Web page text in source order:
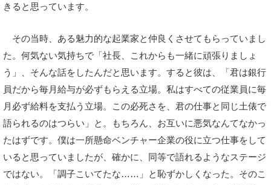
きると思っています。
その当時、ある魅力的な起業家と仲良くさせてもらっていまし
た。何気ない気持ちで「社長、これからも一緒に頑張りましょ
う」、そんな話をしたんだと思います。すると彼は、「君は銀行
員だから毎月給与が必ずもらえる立場。私はすべての従業員に毎
月必ず給料を支払う立場。この必死さを、君の仕事と同じ土俵で
語られるのはつらい」と。もちろん、お互いに悪気なんてなかっ
たはずです。僕は一所懸命ベンチャー企業の役に立つ仕事をして
いると思っていましたが、確かに、同等で語れるようなステージ
ではない。「調子こいてたな……」と恥ずかしくなった。そのこ